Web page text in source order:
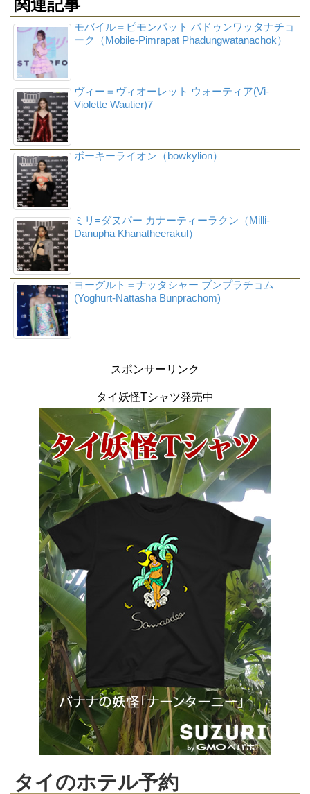
関連記事
モバイル＝ピモンパット パドゥンワッタナチョ
ーク（Mobile-Pimrapat Phadungwatanachok）
ヴィー＝ヴィオーレット ウォーティア(Vi-
Violette Wautier)7
ボーキーライオン（bowkylion）
ミリ=ダヌパー カナーティーラクン（Milli-
Danupha Khanatheerakul）
ヨーグルト＝ナッタシャー ブンプラチョム
(Yoghurt-Nattasha Bunprachom)
スポンサーリンク
タイ妖怪Tシャツ発売中
タイのホテル予約